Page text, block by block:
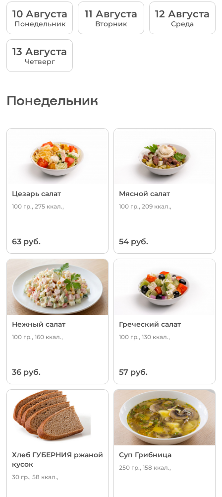
10 Августа
Понедельник
11 Августа
Вторник
12 Августа
Среда
13 Августа
Четверг
Понедельник
Цезарь салат
100 гр., 275 ккал.,
63 руб.
Мясной салат
100 гр., 209 ккал.,
54 руб.
Нежный салат
100 гр., 160 ккал.,
36 руб.
Греческий салат
100 гр., 130 ккал.,
57 руб.
Хлеб ГУБЕРНИЯ ржаной
кусок
30 гр., 58 ккал.,
Суп Грибница
250 гр., 158 ккал.,